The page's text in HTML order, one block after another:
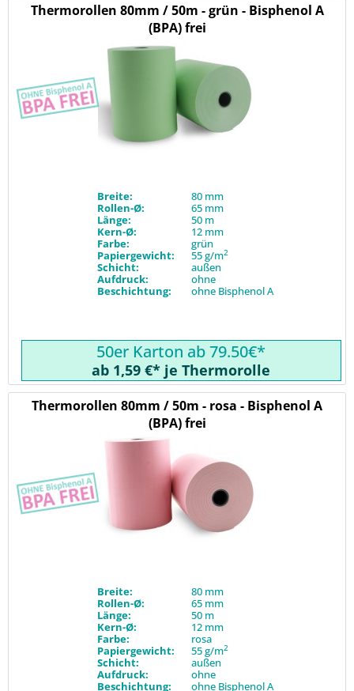
Thermorollen 80mm / 50m - grün - Bisphenol A
(BPA) frei
Breite:
80 mm
Rollen-Ø:
65 mm
Länge:
50 m
Kern-Ø:
12 mm
Farbe:
grün
Papiergewicht:
55 g/m2
Schicht:
außen
Aufdruck:
ohne
Beschichtung:
ohne Bisphenol A
50er Karton ab 79.50€*
ab 1,59 €* je Thermorolle
Thermorollen 80mm / 50m - rosa - Bisphenol A
(BPA) frei
Breite:
80 mm
Rollen-Ø:
65 mm
Länge:
50 m
Kern-Ø:
12 mm
Farbe:
rosa
Papiergewicht:
55 g/m2
Schicht:
außen
Aufdruck:
ohne
Beschichtung:
ohne Bisphenol A